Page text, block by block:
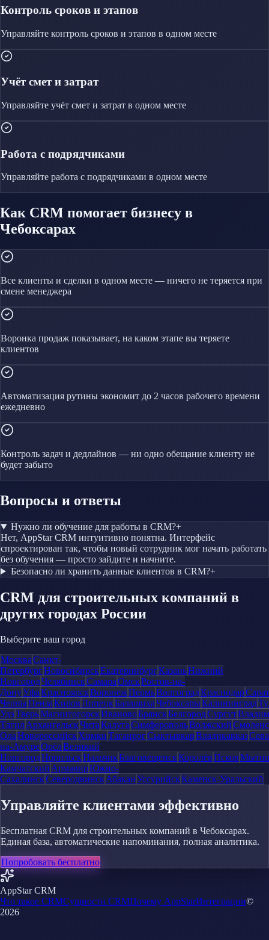
Контроль сроков и этапов
Управляйте контроль сроков и этапов в одном месте
Учёт смет и затрат
Управляйте учёт смет и затрат в одном месте
Работа с подрядчиками
Управляйте работа с подрядчиками в одном месте
Как CRM помогает бизнесу в
Чебоксарах
Все клиенты и сделки в одном месте — ничего не теряется при
смене менеджера
Воронка продаж показывает, на каком этапе вы теряете
клиентов
Автоматизация рутины экономит до 2 часов рабочего времени
ежедневно
Контроль задач и дедлайнов — ни одно обещание клиенту не
будет забыто
Вопросы и ответы
Нужно ли обучение для работы в CRM?+
Нет, AppStar CRM интуитивно понятна. Интерфейс
спроектирован так, чтобы новый сотрудник мог начать работать
без обучения — просто зайдите и начните.
Безопасно ли хранить данные клиентов в CRM?+
CRM для строительных компаний в
других городах России
Выберите ваш город
МоскваСанкт-
ПетербургНовосибирскЕкатеринбургКазаньНижний
НовгородЧелябинскСамараОмскРостов-на-
ДонуУфаКрасноярскВоронежПермьВолгоградКраснодар
ЧелныПензаКировЛипецкБалашихаЧебоксарыКалининград
УдэТверьМагнитогорскИвановоБрянскБелгородСургут
ТагилАрхангельскЧитаКалугаСимферопольВолжский
ОлаНовороссийскХимкиТаганрогСыктывкарВладикавказ
на-АмуреОрёлВеликий
НовгородНорильскНальчикБлаговещенскКоролёвПсков
Камчатский АрмавирЮжно-
СахалинскСеверодвинскАбаканУссурийскКаменск-Уральский
Управляйте клиентами эффективно
Бесплатная CRM для строительных компаний в Чебоксарах.
Единая база, автоматические напоминания, полная аналитика.
Попробовать бесплатно
AppStar CRM
Что такое CRMСущности CRMПочему AppStarИнтеграции©
2026